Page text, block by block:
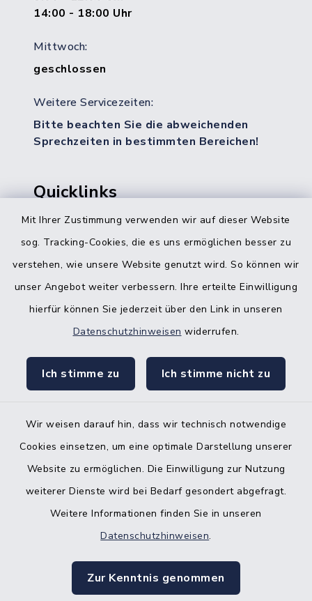
Mit Ihrer Zustimmung verwenden wir auf dieser Website
sog. Tracking-Cookies, die es uns ermöglichen besser zu
verstehen, wie unsere Website genutzt wird. So können wir
unser Angebot weiter verbessern. Ihre erteilte Einwilligung
hierfür können Sie jederzeit über den Link in unseren
Datenschutzhinweisen widerrufen.
Ich stimme zu Ich stimme nicht zu
Wir weisen darauf hin, dass wir technisch notwendige
Cookies einsetzen, um eine optimale Darstellung unserer
Website zu ermöglichen. Die Einwilligung zur Nutzung
weiterer Dienste wird bei Bedarf gesondert abgefragt.
Weitere Informationen finden Sie in unseren
Datenschutzhinweisen.
Zur Kenntnis genommen
14:00 - 18:00 Uhr
Mittwoch:
geschlossen
Weitere Servicezeiten:
Bitte beachten Sie die abweichenden
Sprechzeiten in bestimmten Bereichen!
Quicklinks
Bürgerbüro Hohenwestedt
Bürgerbüro Hanerau-Hademarschen
Nebenstelle Padenstedt
Gleichstellungsbüro
Barrierefreiheit
Impressum